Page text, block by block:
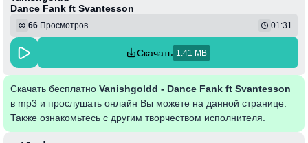
Dance Fank ft Svantesson
66 Просмотров 01:31
Скачать 1.41 MB
Скачать бесплатно Vanishgoldd - Dance Fank ft Svantesson
в mp3 и прослушать онлайн Вы можете на данной странице.
Также ознакомьтесь с другим творчеством исполнителя.